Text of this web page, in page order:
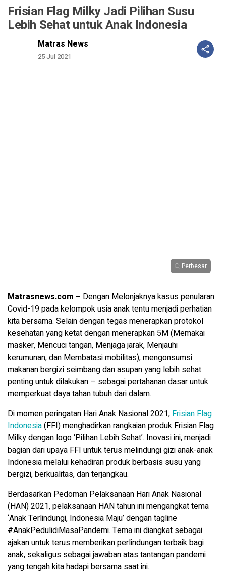
Frisian Flag Milky Jadi Pilihan Susu
Lebih Sehat untuk Anak Indonesia
Matras News
25 Jul 2021
Perbesar
Matrasnews.com – Dengan Melonjaknya kasus penularan
Covid-19 pada kelompok usia anak tentu menjadi perhatian
kita bersama. Selain dengan tegas menerapkan protokol
kesehatan yang ketat dengan menerapkan 5M (Memakai
masker, Mencuci tangan, Menjaga jarak, Menjauhi
kerumunan, dan Membatasi mobilitas), mengonsumsi
makanan bergizi seimbang dan asupan yang lebih sehat
penting untuk dilakukan – sebagai pertahanan dasar untuk
memperkuat daya tahan tubuh dari dalam.
Di momen peringatan Hari Anak Nasional 2021, Frisian Flag
Indonesia(FFI) menghadirkan rangkaian produk Frisian Flag
Milky dengan logo ‘Pilihan Lebih Sehat’. Inovasi ini, menjadi
bagian dari upaya FFI untuk terus melindungi gizi anak-anak
Indonesia melalui kehadiran produk berbasis susu yang
bergizi, berkualitas, dan terjangkau.
Berdasarkan Pedoman Pelaksanaan Hari Anak Nasional
(HAN) 2021, pelaksanaan HAN tahun ini mengangkat tema
‘Anak Terlindungi, Indonesia Maju’ dengan tagline
#AnakPedulidiMasaPandemi. Tema ini diangkat sebagai
ajakan untuk terus memberikan perlindungan terbaik bagi
anak, sekaligus sebagai jawaban atas tantangan pandemi
yang tengah kita hadapi bersama saat ini.